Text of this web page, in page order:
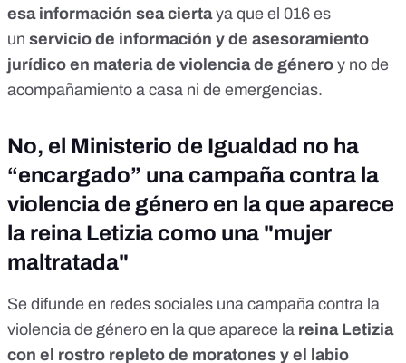
esa información sea ciertaya que el 016 es
un servicio de información y de asesoramiento
jurídico en materia de violencia de género y no de
acompañamiento a casa ni de emergencias.
No, el Ministerio de Igualdad no ha
“encargado” una campaña contra la
violencia de género en la que aparece
la reina Letizia como una "mujer
maltratada"
Se difunde en redes sociales una campaña contra la
violencia de género en la que aparece la reina Letizia
con el rostro repleto de moratones y el labio